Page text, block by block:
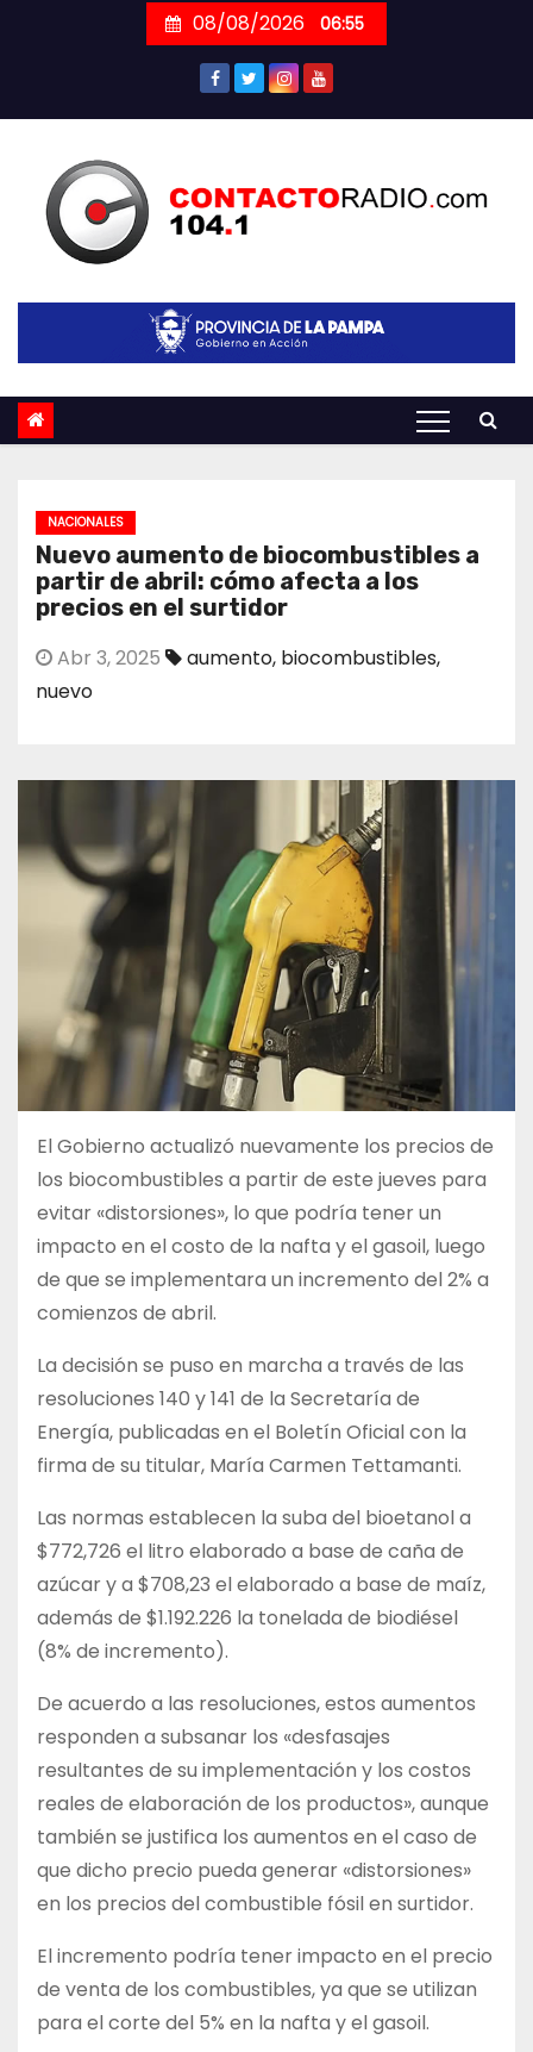
08/08/2026 06:55
NACIONALES
Nuevo aumento de biocombustibles a
partir de abril: cómo afecta a los
precios en el surtidor
Abr 3, 2025 aumento, biocombustibles,
nuevo
El Gobierno actualizó nuevamente los precios de
los biocombustibles a partir de este jueves para
evitar «distorsiones», lo que podría tener un
impacto en el costo de la nafta y el gasoil, luego
de que se implementara un incremento del 2% a
comienzos de abril.
La decisión se puso en marcha a través de las
resoluciones 140 y 141 de la Secretaría de
Energía, publicadas en el Boletín Oficial con la
firma de su titular, María Carmen Tettamanti.
Las normas establecen la suba del bioetanol a
$772,726 el litro elaborado a base de caña de
azúcar y a $708,23 el elaborado a base de maíz,
además de $1.192.226 la tonelada de biodiésel
(8% de incremento).
De acuerdo a las resoluciones, estos aumentos
responden a subsanar los «desfasajes
resultantes de su implementación y los costos
reales de elaboración de los productos», aunque
también se justifica los aumentos en el caso de
que dicho precio pueda generar «distorsiones»
en los precios del combustible fósil en surtidor.
El incremento podría tener impacto en el precio
de venta de los combustibles, ya que se utilizan
para el corte del 5% en la nafta y el gasoil.